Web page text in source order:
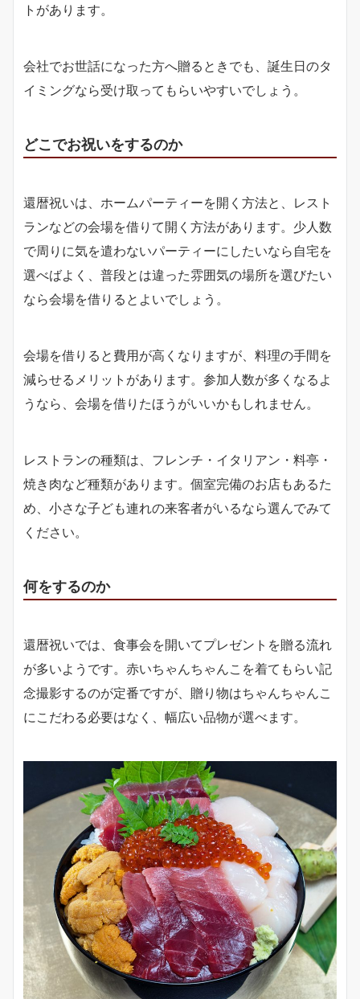
トがあります。
会社でお世話になった方へ贈るときでも、誕生日のタ
イミングなら受け取ってもらいやすいでしょう。
どこでお祝いをするのか
還暦祝いは、ホームパーティーを開く方法と、レスト
ランなどの会場を借りて開く方法があります。少人数
で周りに気を遣わないパーティーにしたいなら自宅を
選べばよく、普段とは違った雰囲気の場所を選びたい
なら会場を借りるとよいでしょう。
会場を借りると費用が高くなりますが、料理の手間を
減らせるメリットがあります。参加人数が多くなるよ
うなら、会場を借りたほうがいいかもしれません。
レストランの種類は、フレンチ・イタリアン・料亭・
焼き肉など種類があります。個室完備のお店もあるた
め、小さな子ども連れの来客者がいるなら選んでみて
ください。
何をするのか
還暦祝いでは、食事会を開いてプレゼントを贈る流れ
が多いようです。赤いちゃんちゃんこを着てもらい記
念撮影するのが定番ですが、贈り物はちゃんちゃんこ
にこだわる必要はなく、幅広い品物が選べます。